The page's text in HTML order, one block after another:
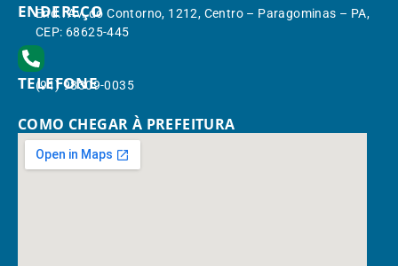
ENDEREÇO
End.: Av. do Contorno, 1212, Centro – Paragominas – PA,
CEP: 68625-445
TELEFONE
(91) 98309-0035
COMO CHEGAR À PREFEITURA